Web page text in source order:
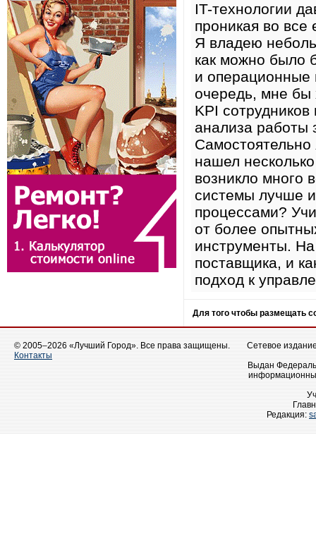
IT-технологии
проникая во
Я владею
как можно было
и
очередь, мне бы
KPI
анализа работы
нашел
возникло много
системы лучше
процессами?
от более
инструменты.
поставщика, и
подход к
Для того чтобы размещать
© 2005–2026 «Лучший Город». Все права защищены.
Контакты
Сетевое
Выдан
Редакция: